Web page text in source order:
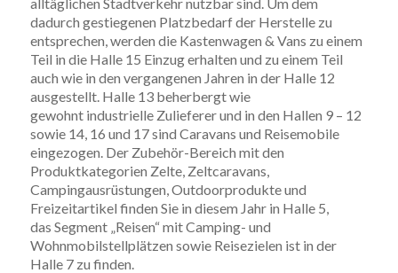
dadurch gestiegenen Platzbedarf der Herstelle zu
entsprechen, werden die Kastenwagen & Vans zu einem
Teil in die Halle 15 Einzug erhalten und zu einem Teil
auch wie in den vergangenen Jahren in der Halle 12
ausgestellt. Halle 13 beherbergt wie
gewohnt industrielle Zulieferer und in den Hallen 9 – 12
sowie 14, 16 und 17 sind Caravans und Reisemobile
eingezogen. Der Zubehör-Bereich mit den
Produktkategorien Zelte, Zeltcaravans,
Campingausrüstungen, Outdoorprodukte und
Freizeitartikel finden Sie in diesem Jahr in Halle 5,
das Segment „Reisen“ mit Camping- und
Wohnmobilstellplätzen sowie Reisezielen ist in der
Halle 7 zu finden.